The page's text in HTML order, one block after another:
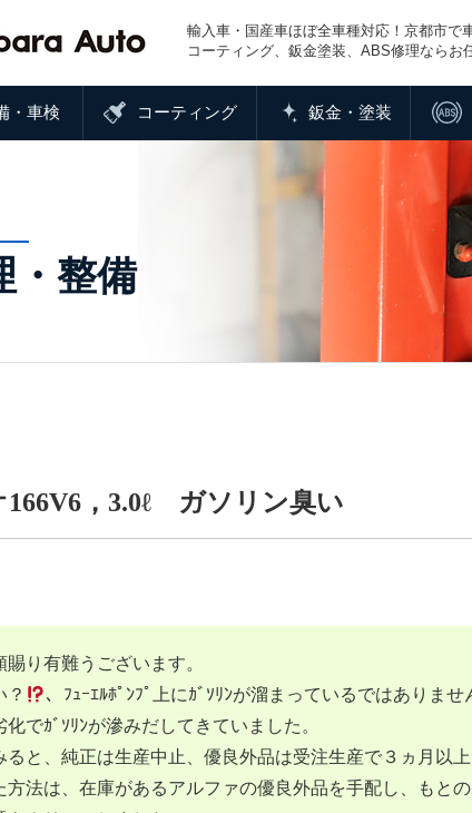
輸入車・国産車ほぼ全車種対応！京都市で
コーティング、鈑金塗装、ABS修理ならお
・車検 コーティング 鈑金・塗装
・整備
，3.0ℓ ガソリン臭い
り有難うございます。
？
、ﾌｭｰｴﾙﾎﾟﾝﾌﾟ上にｶﾞｿﾘﾝが溜まっているではありませ
化でｶﾞｿﾘﾝが滲みだしてきていました。
と、純正は生産中止、優良外品は受注生産で３ヵ月以上
方法は、在庫があるアルファの優良外品を手配し、もと